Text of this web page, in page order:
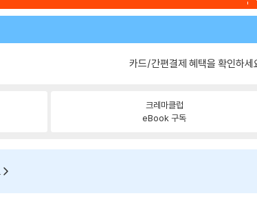
카드/간편결제 혜택을 확인하세
크레마클럽
eBook 구독